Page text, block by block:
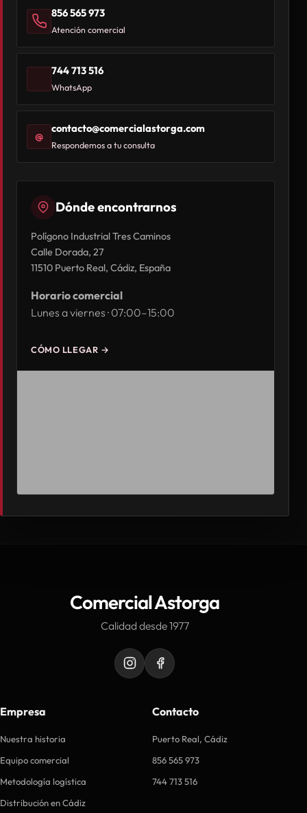
856 565 973
Atención comercial
744 713 516
WhatsApp
@
contacto@comercialastorga.com
Respondemos a tu consulta
Dónde encontrarnos
Polígono Industrial Tres Caminos
Calle Dorada, 27
11510 Puerto Real, Cádiz, España
Horario comercial
Lunes a viernes · 07:00–15:00
CÓMO LLEGAR →
Comercial Astorga
Calidad desde 1977
Empresa
Nuestra historia
Equipo comercial
Metodología logística
Distribución en Cádiz
Contacto
Puerto Real, Cádiz
856 565 973
744 713 516